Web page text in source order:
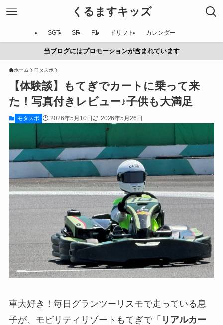
くるますキッズ
SGT SF F1 ドリフト カレンダー
当ブログにはプロモーションが含まれています
ホーム モタスポ
【体験談】もてぎでカートに乗って来
た！写真付きレビュー♪子供も大満足
モタスポ 2026年5月10日 2026年5月26日
車大好き！毎日グランツーリスモで走っている息
子が、モビリティリゾートもてぎで「 リアルカー